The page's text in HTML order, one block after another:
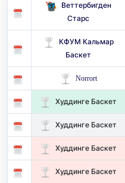
Веттербигден
Старс
КФУМ Кальмар
Баскет
Norrort
Худдинге Баскет
Худдинге Баскет
Худдинге Баскет
Худдинге Баскет